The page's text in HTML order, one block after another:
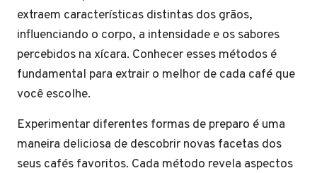
extraem características distintas dos grãos,
influenciando o corpo, a intensidade e os sabores
percebidos na xícara. Conhecer esses métodos é
fundamental para extrair o melhor de cada café que
você escolhe.
Experimentar diferentes formas de preparo é uma
maneira deliciosa de descobrir novas facetas dos
seus cafés favoritos. Cada método revela aspectos